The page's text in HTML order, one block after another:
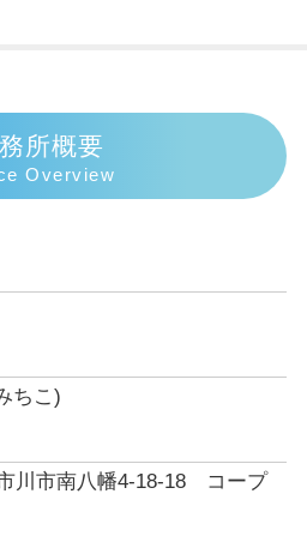
所概要
Overview
ちこ)
川市南八幡4-18-18 コープ